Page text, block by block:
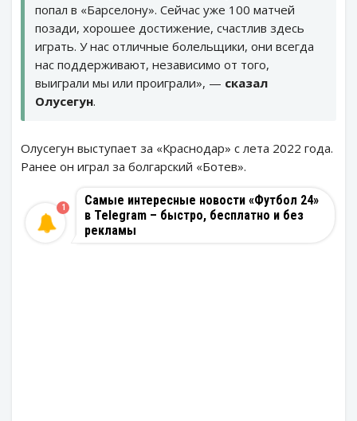
попал в «Барселону». Сейчас уже 100 матчей
позади, хорошее достижение, счастлив здесь
играть. У нас отличные болельщики, они всегда
нас поддерживают, независимо от того,
выиграли мы или проиграли», — сказал
Олусегун.
Олусегун выступает за «Краснодар» с лета 2022 года.
Ранее он играл за болгарский «Ботев».
Самые интересные новости «Футбол 24»
в Telegram – быстро, бесплатно и без
рекламы
1